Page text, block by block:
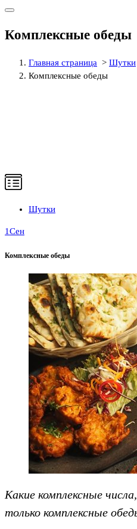
Комплексные обеды
Главная страница > Шутки
Комплексные обеды
Шутки
1Сен
Комплексные обеды
Какие комплексные
только комплексные